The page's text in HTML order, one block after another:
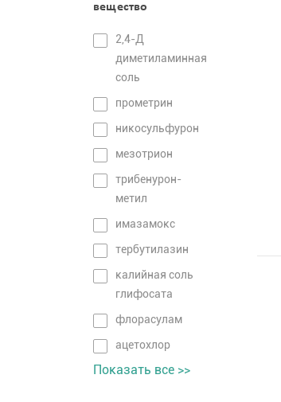
вещество
2,4-Д
диметиламинная
соль
прометрин
никосульфурон
мезотрион
трибенурон-
метил
имазамокс
тербутилазин
калийная соль
глифосата
флорасулам
ацетохлор
Показать все >>